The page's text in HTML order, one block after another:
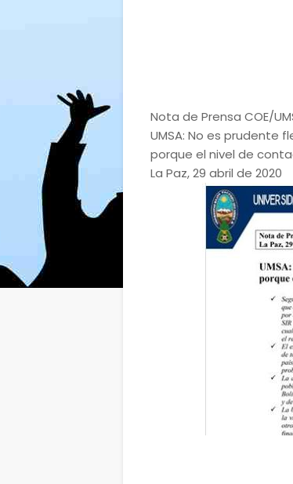
Nota de Prensa COE/
UMSA: No es prudente
porque el nivel de
La Paz, 29 abril de 2020